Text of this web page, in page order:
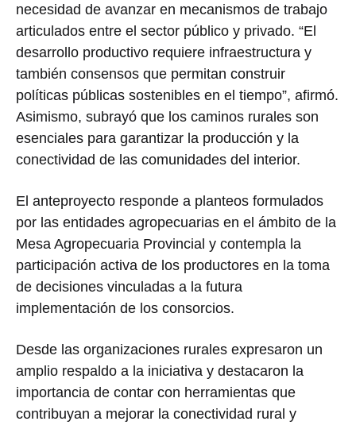
necesidad de avanzar en mecanismos de trabajo
articulados entre el sector público y privado. “El
desarrollo productivo requiere infraestructura y
también consensos que permitan construir
políticas públicas sostenibles en el tiempo”, afirmó.
Asimismo, subrayó que los caminos rurales son
esenciales para garantizar la producción y la
conectividad de las comunidades del interior.
El anteproyecto responde a planteos formulados
por las entidades agropecuarias en el ámbito de la
Mesa Agropecuaria Provincial y contempla la
participación activa de los productores en la toma
de decisiones vinculadas a la futura
implementación de los consorcios.
Desde las organizaciones rurales expresaron un
amplio respaldo a la iniciativa y destacaron la
importancia de contar con herramientas que
contribuyan a mejorar la conectividad rural y